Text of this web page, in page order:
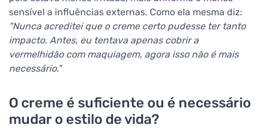
sensível a influências externas. Como ela mesma diz:
"Nunca acreditei que o creme certo pudesse ter tanto
impacto. Antes, eu tentava apenas cobrir a
vermelhidão com maquiagem, agora isso não é mais
necessário."
O creme é suficiente ou é necessário
mudar o estilo de vida?